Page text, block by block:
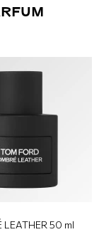
LEATHER 50 ml